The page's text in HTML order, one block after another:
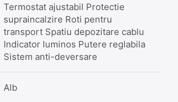
Termostat ajustabil Protectie
supraincalzire Roti pentru
transport Spatiu depozitare cablu
Indicator luminos Putere reglabila
Sistem anti-deversare
Alb